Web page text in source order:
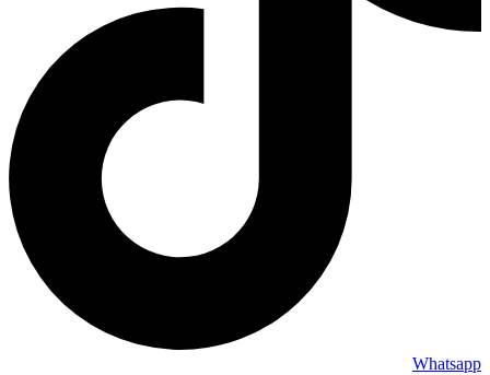
Whatsapp